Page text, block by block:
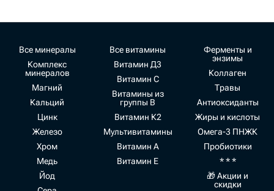
Все минералы
Комплекс
минералов
Магний
Кальций
Цинк
Железо
Хром
Медь
Йод
Все витамины
Витамин Д3
Витамин С
Витамины из
группы В
Витамин К2
Мультивитамины
Витамин А
Витамин Е
Ферменты и
энзимы
Коллаген
Травы
Антиоксиданты
Жиры и кислоты
Омега-3 ПНЖК
Пробиотики
* * *
🎁 Акции и
скидки